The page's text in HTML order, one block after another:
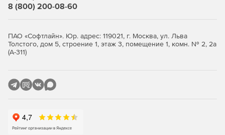
Эффективное использование ресурсов и снижение
сеть и хранилища. Гибкие фильтры позволяют
исключать ненужные данные на уровне дисков, папок
эффективность.
универсальное восстановление на «голое железо»
или оборудование, отличное от оригинального,
8 (800) 200-08-60
ПАО «Софтлайн». Юр. адрес: 119021, г. Москва, ул. Льва
Толстого, дом 5, строение 1, этаж 3, помещение 1, комн. № 2, 2а
(А-311)